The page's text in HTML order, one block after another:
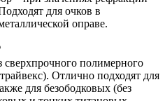
для очков в
оправе.
полимерного
Отлично подходят для
для безободковых (без